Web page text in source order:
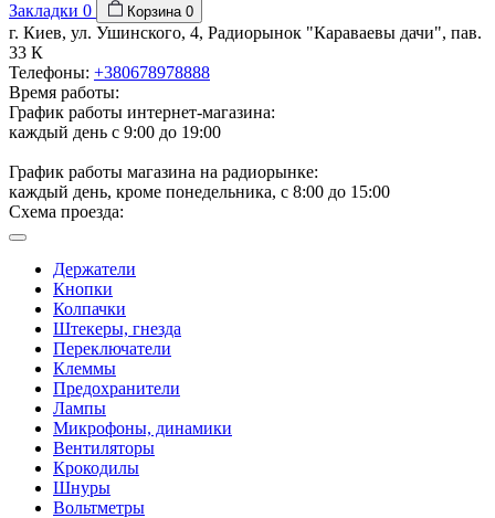
Закладки 0 Корзина 0
г. Киев, ул. Ушинского, 4, Радиорынок "Караваевы дачи", пав.
33 К
Телефоны: +380678978888
Время работы:
График работы интернет-магазина:
каждый день с 9:00 до 19:00
График работы магазина на радиорынке:
каждый день, кроме понедельника, с 8:00 до 15:00
Схема проезда:
Держатели
Кнопки
Колпачки
Штекеры, гнезда
Переключатели
Клеммы
Предохранители
Лампы
Микрофоны, динамики
Вентиляторы
Крокодилы
Шнуры
Вольтметры